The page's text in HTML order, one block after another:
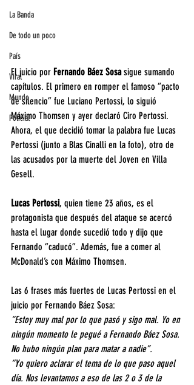
La Banda
De todo un poco
País
Viral
Mundo
Policial
El juicio por Fernando Báez Sosa sigue sumando
capítulos. El primero en romper el famoso “pacto
de silencio” fue Luciano Pertossi, lo siguió
Máximo Thomsen y ayer declaró Ciro Pertossi.
Ahora, el que decidió tomar la palabra fue Lucas
Pertossi (junto a Blas Cinalli en la foto), otro de
las acusados por la muerte del Joven en Villa
Gesell.
Lucas Pertossi, quien tiene 23 años, es el
protagonista que después del ataque se acercó
hasta el lugar donde sucedió todo y dijo que
Fernando “caducó”. Además, fue a comer al
McDonald’s con Máximo Thomsen.
Las 6 frases más fuertes de Lucas Pertossi en el
juicio por Fernando Báez Sosa:
“Estoy muy mal por lo que pasó y sigo mal. Yo en
ningún momento le pegué a Fernando Báez Sosa.
No hubo ningún plan para matar a nadie”.
“Yo quiero aclarar el tema de lo que paso aquel
día. Nos levantamos a eso de las 2 o 3 de la